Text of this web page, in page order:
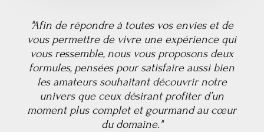
"Afin de répondre à toutes vos envies et de
vous permettre de vivre une expérience qui
vous ressemble, nous vous proposons deux
formules, pensées pour satisfaire aussi bien
les amateurs souhaitant découvrir notre
univers que ceux désirant profiter d’un
moment plus complet et gourmand au cœur
du domaine."